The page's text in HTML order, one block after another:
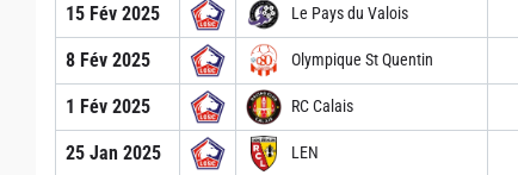
15 Fév 2025 Le Pays du Valois
8 Fév 2025 Olympique St Quentin
1 Fév 2025 RC Calais
25 Jan 2025 LEN